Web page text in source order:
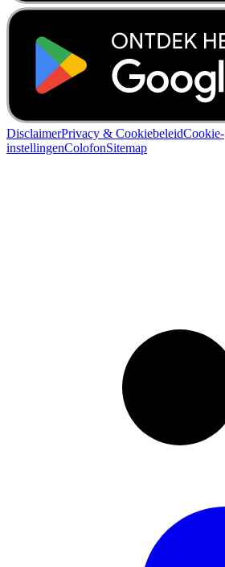
DisclaimerPrivacy & CookiebeleidCookie-
instellingenColofonSitemap